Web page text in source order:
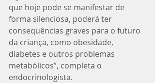
que hoje pode se manifestar de
forma silenciosa, poderá ter
consequências graves para o futuro
da criança, como obesidade,
diabetes e outros problemas
metabólicos”, completa o
endocrinologista.